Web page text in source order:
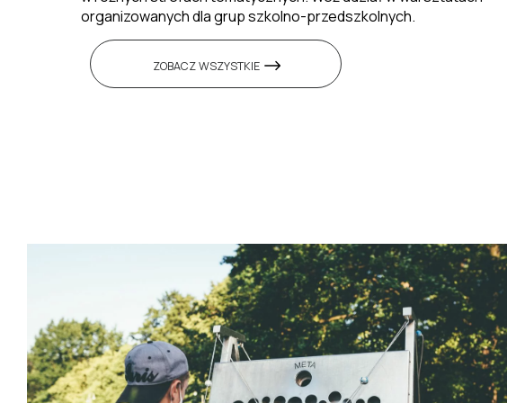
organizowanych dla grup szkolno-przedszkolnych.
ZOBACZ WSZYSTKIE